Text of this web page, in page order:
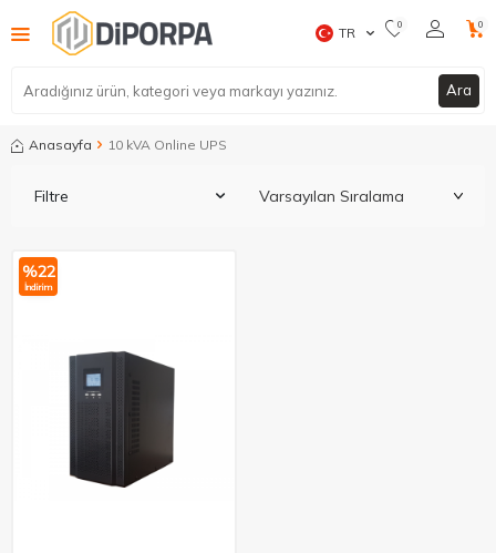
Ara
TR 0 0
Anasayfa 10 kVA Online UPS
Filtre
%22
İndirim